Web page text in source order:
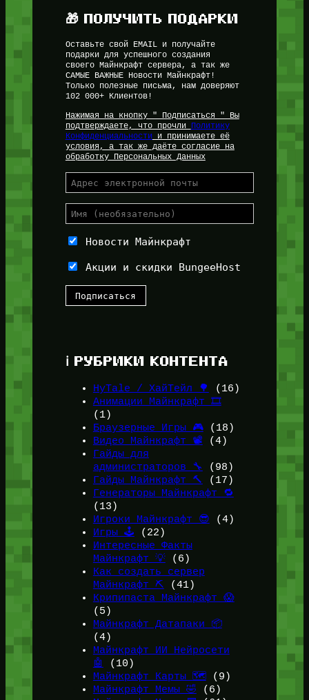
🎁 ПОЛУЧИТЬ ПОДАРКИ
Оставьте свой EMAIL и получайте
подарки для успешного создания
своего Майнкрафт сервера, а так же
САМЫЕ ВАЖНЫЕ Новости Майнкрафт!
Только полезные письма, нам доверяют
102 000+ Клиентов!
Нажимая на кнопку " Подписаться " Вы
подтверждаете, что прочли
Политику
Конфиденциальностии принимаете её
условия, а так же даёте согласие на
обработку Персональных Данных
Новости Майнкрафт
Акции и скидки BungeeHost
ℹ️ РУБРИКИ КОНТЕНТА
HyTale / ХайТейл 🌳
(16)
Анимации Майнкрафт 🎞️
(1)
Браузерные Игры 🎮(18)
Видео Майнкрафт 📽️ (4)
Гайды для
администраторов 🔧
(98)
Гайды Майнкрафт 🔨
(17)
Генераторы Майнкрафт 🔁
(13)
Игроки Майнкрафт 😎 (4)
Игры 🕹️ (22)
Интересные Факты
Майнкрафт 💡(6)
Как создать сервер
Майнкрафт ⛏️ (41)
Крипипаста Майнкрафт 😱
(5)
Майнкрафт Датапаки 📦
(4)
Майнкрафт ИИ Нейросети
🤖
(10)
Майнкрафт Карты 🗺️(9)
Майнкрафт Мемы 🤣 (6)